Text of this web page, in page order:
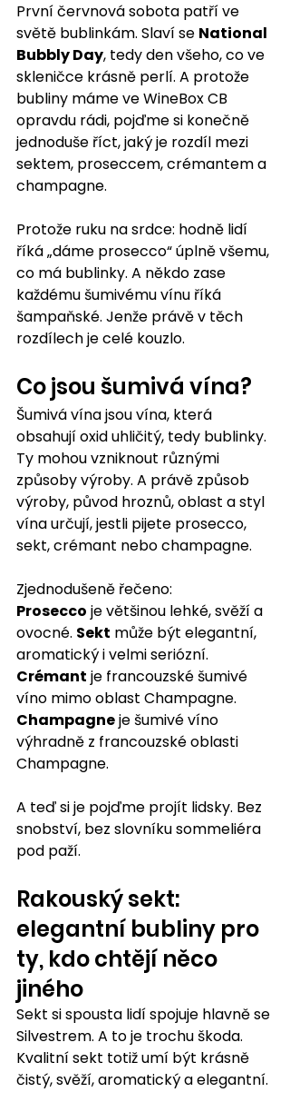
První červnová sobota patří ve
světě bublinkám. Slaví se National
Bubbly Day, tedy den všeho, co ve
skleničce krásně perlí. A protože
bubliny máme ve WineBox CB
opravdu rádi, pojďme si konečně
jednoduše říct, jaký je rozdíl mezi
sektem, proseccem, crémantem a
champagne.
Protože ruku na srdce: hodně lidí
říká „dáme prosecco“ úplně všemu,
co má bublinky. A někdo zase
každému šumivému vínu říká
šampaňské. Jenže právě v těch
rozdílech je celé kouzlo.
Co jsou šumivá vína?
Šumivá vína jsou vína, která
obsahují oxid uhličitý, tedy bublinky.
Ty mohou vzniknout různými
způsoby výroby. A právě způsob
výroby, původ hroznů, oblast a styl
vína určují, jestli pijete prosecco,
sekt, crémant nebo champagne.
Zjednodušeně řečeno:
Prosecco je většinou lehké, svěží a
ovocné. Sekt může být elegantní,
aromatický i velmi seriózní.
Crémant je francouzské šumivé
víno mimo oblast Champagne.
Champagne je šumivé víno
výhradně z francouzské oblasti
Champagne.
A teď si je pojďme projít lidsky. Bez
snobství, bez slovníku sommeliéra
pod paží.
Rakouský sekt:
elegantní bubliny pro
ty, kdo chtějí něco
jiného
Sekt si spousta lidí spojuje hlavně se
Silvestrem. A to je trochu škoda.
Kvalitní sekt totiž umí být krásně
čistý, svěží, aromatický a elegantní.